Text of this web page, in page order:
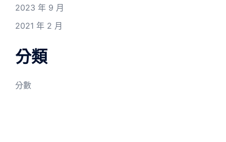
2023 年 9 月
2021 年 2 月
分類
分數